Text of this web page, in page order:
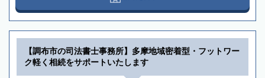
【調布市の司法書士事務所】多摩地域密着型・フットワー
ク軽く相続をサポートいたします